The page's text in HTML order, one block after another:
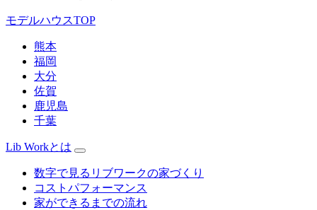
モデルハウスTOP
熊本
福岡
大分
佐賀
鹿児島
千葉
Lib Workとは
数字で見るリブワークの家づくり
コストパフォーマンス
家ができるまでの流れ